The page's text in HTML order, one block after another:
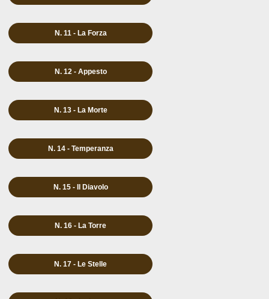
N. 11 - La Forza
N. 12 - Appesto
N. 13 - La Morte
N. 14 - Temperanza
N. 15 - Il Diavolo
N. 16 - La Torre
N. 17 - Le Stelle